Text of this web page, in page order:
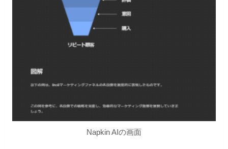
Napkin AIの画面